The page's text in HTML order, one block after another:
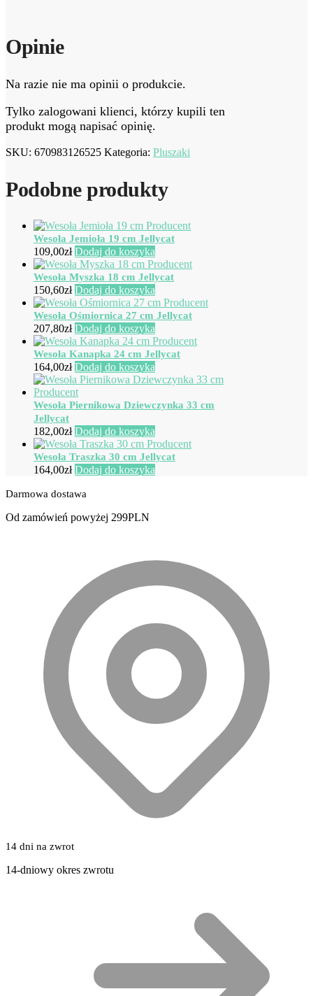
Opinie
Na razie nie ma opinii o produkcie.
Tylko zalogowani klienci, którzy kupili ten
produkt mogą napisać opinię.
SKU: 670983126525 Kategoria: Pluszaki
Podobne produkty
Wesoła Jemioła 19 cm Jellycat
109,00zł Dodaj do koszyka
Wesoła Myszka 18 cm Jellycat
150,60zł Dodaj do koszyka
Wesoła Ośmiornica 27 cm Jellycat
207,80zł Dodaj do koszyka
Wesoła Kanapka 24 cm Jellycat
164,00zł Dodaj do koszyka
Wesoła Piernikowa Dziewczynka 33 cm
Jellycat
182,00zł Dodaj do koszyka
Wesoła Traszka 30 cm Jellycat
164,00zł Dodaj do koszyka
Darmowa dostawa
Od zamówień powyżej 299PLN
14 dni na zwrot
14-dniowy okres zwrotu